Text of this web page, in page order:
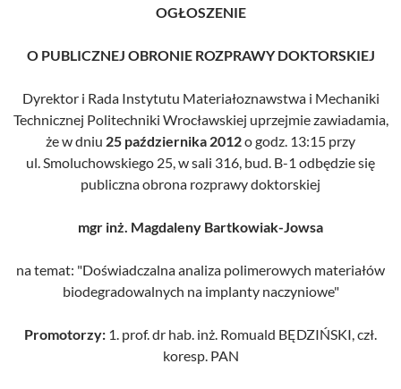
OGŁOSZENIE
O PUBLICZNEJ OBRONIE ROZPRAWY DOKTORSKIEJ
Dyrektor i Rada Instytutu Materiałoznawstwa i Mechaniki
Technicznej Politechniki Wrocławskiej uprzejmie zawiadamia,
że w dniu 25 października 2012o godz. 13:15 przy
ul. Smoluchowskiego 25, w sali 316, bud. B-1 odbędzie się
publiczna obrona rozprawy doktorskiej
mgr inż. Magdaleny Bartkowiak-Jowsa
na temat: "Doświadczalna analiza polimerowych materiałów
biodegradowalnych na implanty naczyniowe"
Promotorzy: 1. prof. dr hab. inż. Romuald BĘDZIŃSKI, czł.
koresp. PAN